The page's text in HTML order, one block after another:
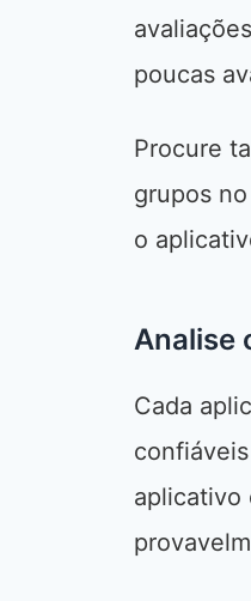
poucas
Procure
grupos
o
Analise
Cada
aplicativo